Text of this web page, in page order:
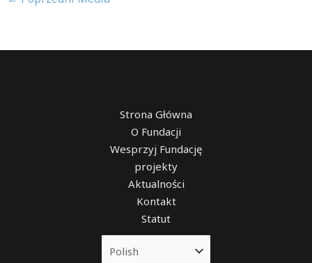
Strona Główna
O Fundacji
Wesprzyj Fundację
projekty
Aktualności
Kontakt
Statut